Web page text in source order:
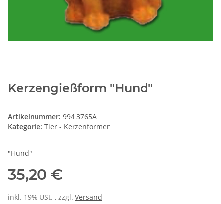
Kerzengießform "Hund"
Artikelnummer: 994 3765A
Kategorie: Tier - Kerzenformen
"Hund"
35,20 €
inkl. 19% USt. , zzgl. Versand